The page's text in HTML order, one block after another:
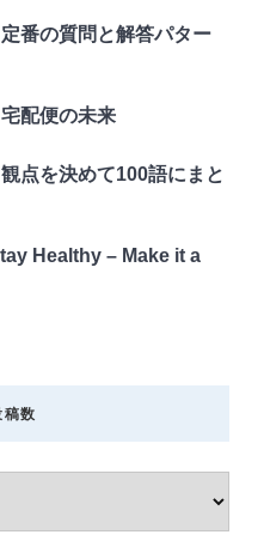
番の質問と解答パター
配便の未来
点を決めて100語にまと
Healthy – Make it a
稿数